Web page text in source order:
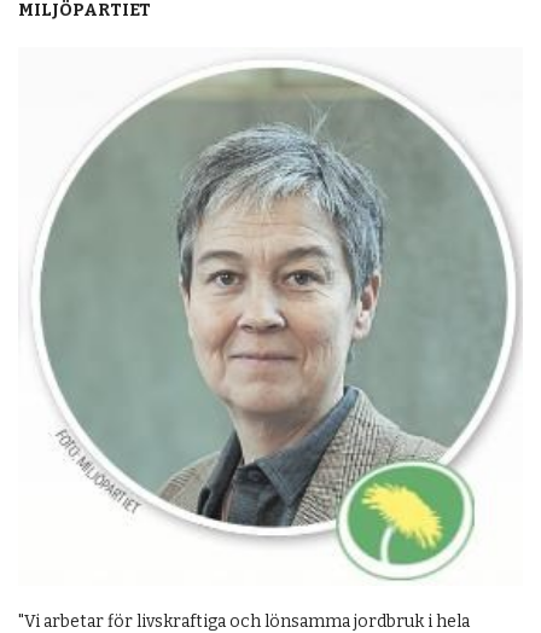
MILJÖPARTIET
"Vi arbetar för livskraftiga och lönsamma jordbruk i hela